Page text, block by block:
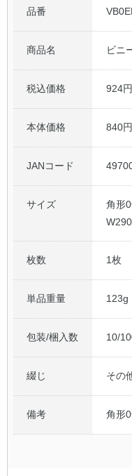
品番
商品名 ビニ
税込価格 924円
本体価格 840円
JANコード
サイズ
角形
枚数 1枚
単品重量 123g
包装/梱入数 10/
綴じ その
備考 角形